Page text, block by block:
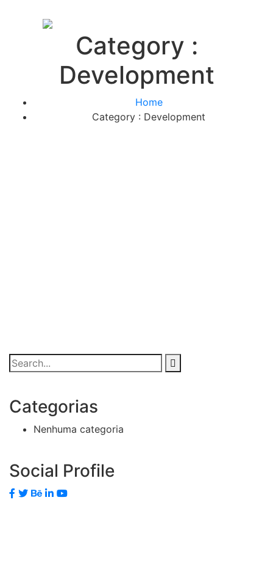
Category :
Development
Home
Category : Development
Categorias
Nenhuma categoria
Social Profile